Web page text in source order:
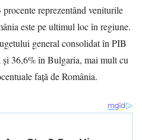
reprezentând veniturile
este pe ultimul loc în regiune.
general consolidat în PIB
36,6% în Bulgaria, mai mult cu
faţă de România.